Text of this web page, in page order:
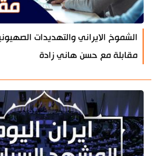
الشموخ الايراني والتهديدات
مقابلة مع حسن هاني زادة